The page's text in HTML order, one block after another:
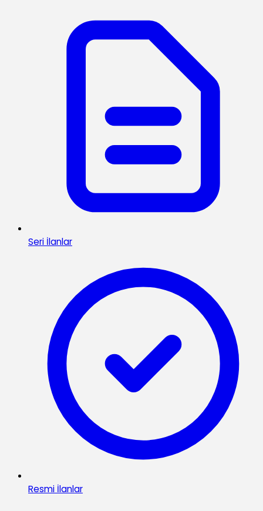
Seri İlanlar
Resmi İlanlar